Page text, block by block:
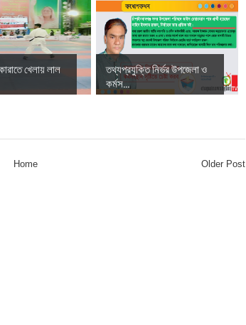
খেলায় লাল
তথ্যপ্রযুক্তি নির্ভর উপজেলা ও
কর্মস...
Older Post
Home